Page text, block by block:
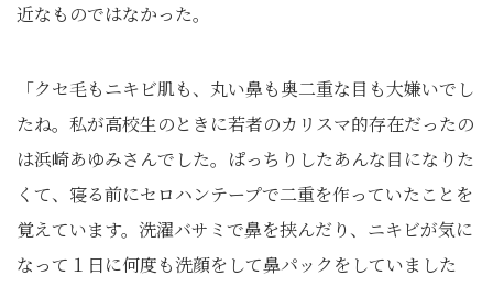
近なものではなかった。
「クセ毛もニキビ肌も、丸い鼻も奥二重な目も大嫌いでし
たね。私が高校生のときに若者のカリスマ的存在だったの
は浜崎あゆみさんでした。ぱっちりしたあんな目になりた
くて、寝る前にセロハンテープで二重を作っていたことを
覚えています。洗濯バサミで鼻を挟んだり、ニキビが気に
なって１日に何度も洗顔をして鼻パックをしていました